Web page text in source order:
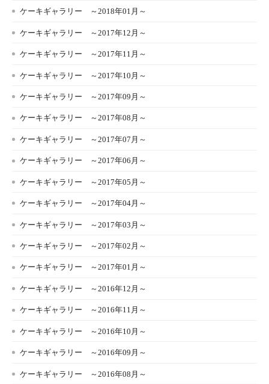
ケーキギャラリー ～2018年01月～
ケーキギャラリー ～2017年12月～
ケーキギャラリー ～2017年11月～
ケーキギャラリー ～2017年10月～
ケーキギャラリー ～2017年09月～
ケーキギャラリー ～2017年08月～
ケーキギャラリー ～2017年07月～
ケーキギャラリー ～2017年06月～
ケーキギャラリー ～2017年05月～
ケーキギャラリー ～2017年04月～
ケーキギャラリー ～2017年03月～
ケーキギャラリー ～2017年02月～
ケーキギャラリー ～2017年01月～
ケーキギャラリー ～2016年12月～
ケーキギャラリー ～2016年11月～
ケーキギャラリー ～2016年10月～
ケーキギャラリー ～2016年09月～
ケーキギャラリー ～2016年08月～